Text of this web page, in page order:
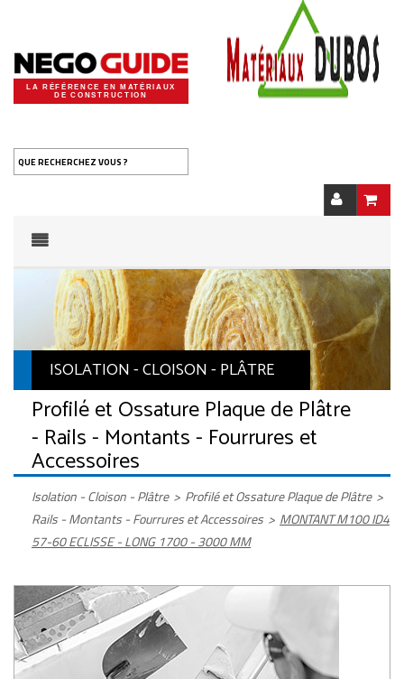
LA RÉFÉRENCE EN MATÉRIAUX
DE CONSTRUCTION
QUE RECHERCHEZ VOUS ?
ISOLATION - CLOISON - PLÂTRE
Profilé et Ossature Plaque de Plâtre
- Rails - Montants - Fourrures et
Accessoires
Isolation - Cloison - Plâtre > Profilé et Ossature Plaque de Plâtre >
Rails - Montants - Fourrures et Accessoires > MONTANT M100 ID4
57-60 ECLISSE - LONG 1700 - 3000 MM